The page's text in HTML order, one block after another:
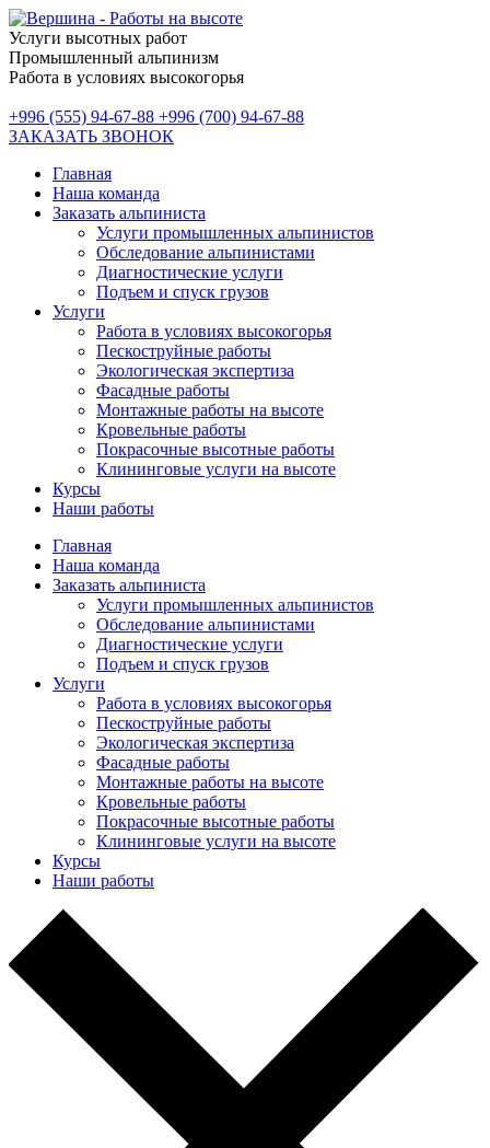
Услуги высотных работ
Промышленный альпинизм
Работа в условиях высокогорья
+996 (555) 94-67-88 +996 (700) 94-67-88
ЗАКАЗАТЬ ЗВОНОК
Главная
Наша команда
Заказать альпиниста
Услуги промышленных альпинистов
Обследование альпинистами
Диагностические услуги
Подъем и спуск грузов
Услуги
Работа в условиях высокогорья
Пескоструйные работы
Экологическая экспертиза
Фасадные работы
Монтажные работы на высоте
Кровельные работы
Покрасочные высотные работы
Клининговые услуги на высоте
Курсы
Наши работы
Главная
Наша команда
Заказать альпиниста
Услуги промышленных альпинистов
Обследование альпинистами
Диагностические услуги
Подъем и спуск грузов
Услуги
Работа в условиях высокогорья
Пескоструйные работы
Экологическая экспертиза
Фасадные работы
Монтажные работы на высоте
Кровельные работы
Покрасочные высотные работы
Клининговые услуги на высоте
Курсы
Наши работы